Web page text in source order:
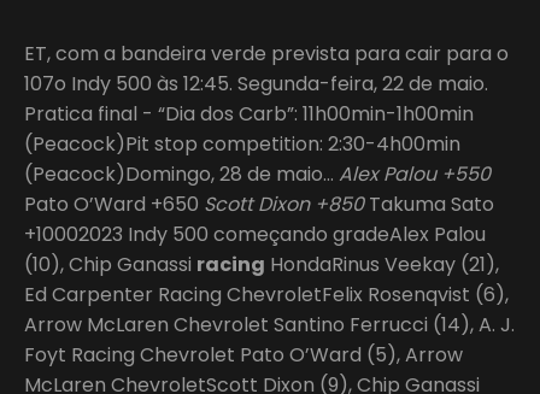
ET, com a bandeira verde prevista para cair para o
107o Indy 500 às 12:45. Segunda-feira, 22 de maio.
Pratica final - “Dia dos Carb”: 11h00min-1h00min
(Peacock)Pit stop competition: 2:30-4h00min
(Peacock)Domingo, 28 de maio… Alex Palou +550
Pato O’Ward +650 Scott Dixon +850Takuma Sato
+10002023 Indy 500 começando gradeAlex Palou
(10), Chip Ganassi racing HondaRinus Veekay (21),
Ed Carpenter Racing ChevroletFelix Rosenqvist (6),
Arrow McLaren Chevrolet Santino Ferrucci (14), A. J.
Foyt Racing Chevrolet Pato O’Ward (5), Arrow
McLaren ChevroletScott Dixon (9), Chip Ganassi